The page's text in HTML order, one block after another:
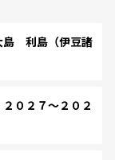
利島（伊豆諸
０２７～２０２